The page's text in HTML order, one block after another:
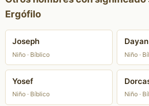
Ergófilo
Joseph
Niño · Bíblico
Dayan
Niño ·
Yosef
Niño · Bíblico Niño ·